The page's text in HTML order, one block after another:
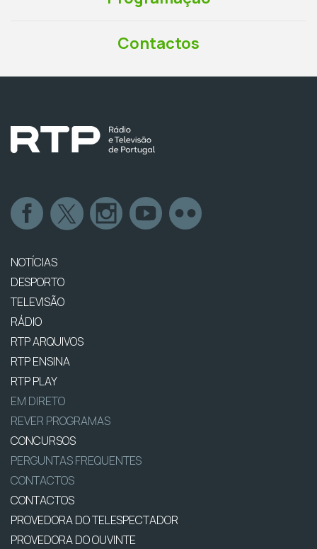
Contactos
NOTÍCIAS
DESPORTO
TELEVISÃO
RÁDIO
RTP ARQUIVOS
RTP ENSINA
RTP PLAY
EM DIRETO
REVER PROGRAMAS
CONCURSOS
PERGUNTAS FREQUENTES
CONTACTOS
CONTACTOS
PROVEDORA DO TELESPECTADOR
PROVEDORA DO OUVINTE